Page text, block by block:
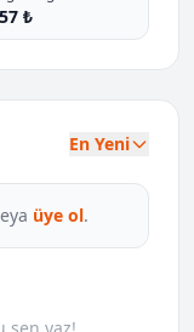
Sportmen Kaya
P - %16.3 İndirim
₺
En Yeni
üye ol.